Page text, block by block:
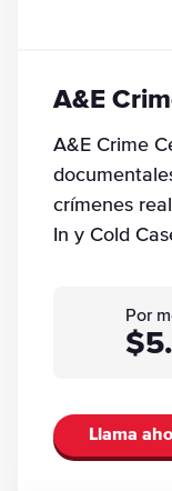
A&E
A&E Crime
crímenes
In y Cold
Por
Llama